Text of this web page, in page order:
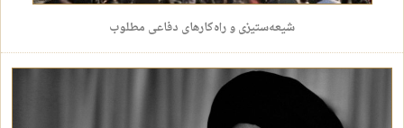
شیعه‌ستیزی و راه‌کار‌های دفاعی مطلوب